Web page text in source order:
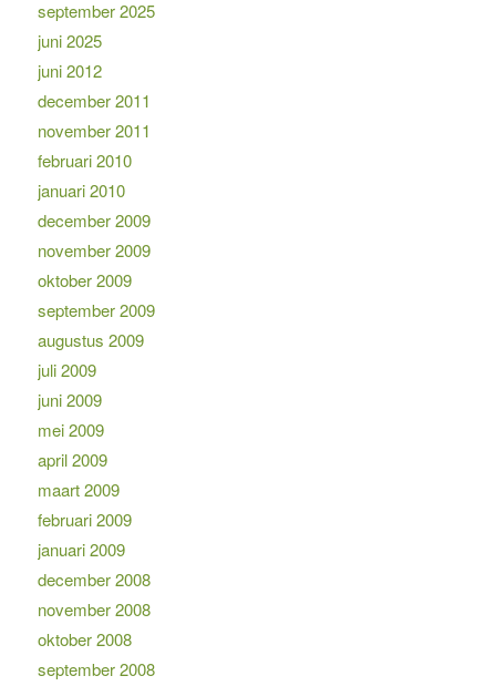
september 2025
juni 2025
juni 2012
december 2011
november 2011
februari 2010
januari 2010
december 2009
november 2009
oktober 2009
september 2009
augustus 2009
juli 2009
juni 2009
mei 2009
april 2009
maart 2009
februari 2009
januari 2009
december 2008
november 2008
oktober 2008
september 2008